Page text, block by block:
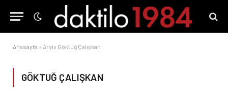
Anasayfa » Arşiv Göktuğ Çalışkan
GÖKTUĞ ÇALIŞKAN